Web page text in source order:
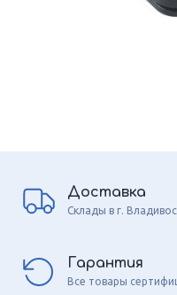
Доставка
Склады в г.
Гарантия
Все товары